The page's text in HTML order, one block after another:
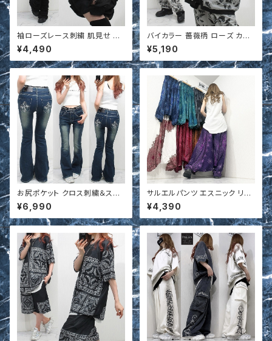
袖ローズレース刺繍 肌見せ オ
フショル ワンピース
¥4,490
バイカラー 薔薇柄 ローズ カー
ディガン＆ワイドパンツ 上下セッ
トアップ t673114
¥5,190
お尻ポケット クロス刺繍＆スト
ーン 小尻効果◎ 美脚脚長 スト
レッチ ベルボトム デニム t67
0328
¥6,990
サルエルパンツ エスニック リゾ
ート オールインワン 2WAY ユ
ニセックス
¥4,390